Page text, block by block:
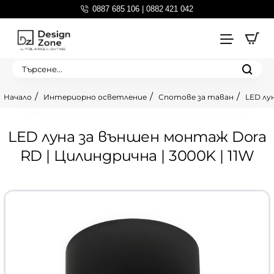
0887 685 106 | 0882 421 042
Търсене...
LED луна за външен монтаж Dora
RD | Цилиндрична | 3000K | 11W
Интериорно осветление Спотове за таван LED